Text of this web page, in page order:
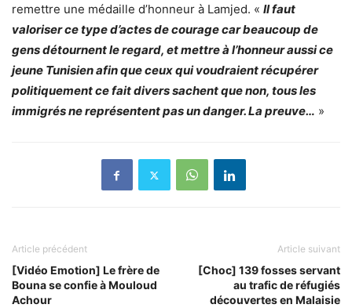
remettre une médaille d’honneur à Lamjed. « Il faut
valoriser ce type d’actes de courage car beaucoup de
gens détournent le regard, et mettre à l’honneur aussi ce
jeune Tunisien afin que ceux qui voudraient récupérer
politiquement ce fait divers sachent que non, tous les
immigrés ne représentent pas un danger. La preuve… »
Article précédent
[Vidéo Emotion] Le frère de
Bouna se confie à Mouloud
Achour
Article suivant
[Choc] 139 fosses servant
au trafic de réfugiés
découvertes en Malaisie